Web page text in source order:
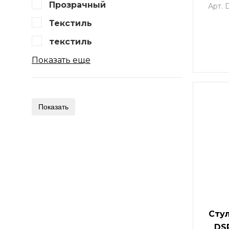
Прозрачный
Текстиль
текстиль
Показать еще
Арт.